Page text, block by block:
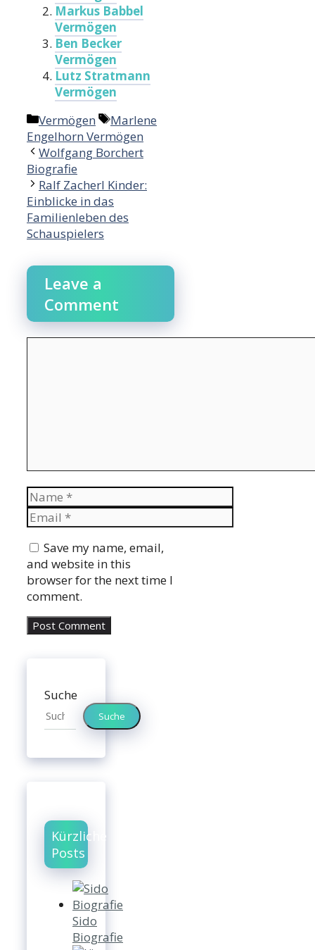
Markus Babbel
Vermögen
Ben Becker
Vermögen
Lutz Stratmann
Vermögen
Categories
Vermögen Tags
Marlene
Engelhorn Vermögen
Wolfgang Borchert
Biografie
Ralf Zacherl Kinder:
Einblicke in das
Familienleben des
Schauspielers
Leave a
Comment
Name
Email
Save my name, email,
and website in this
browser for the next time I
comment.
Suche
Suche
Kürzliche
Posts
Sido
Biografie